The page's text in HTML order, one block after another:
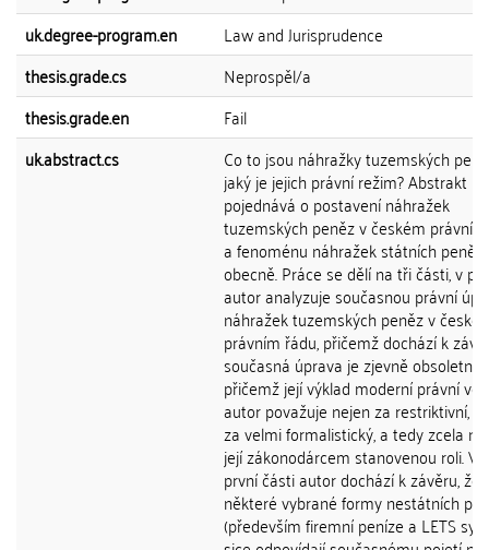
uk.degree-program.en
Law and Jurisprudence
thesis.grade.cs
Neprospěl/a
thesis.grade.en
Fail
uk.abstract.cs
Co to jsou náhražky tuzemských
jaký je jejich právní režim? Abstrakt
pojednává o postavení náhražek
tuzemských peněz v českém
a fenoménu náhražek státních peněz
obecně. Práce se dělí na tři části, v
autor analyzuje současnou právní
náhražek tuzemských peněz v
právním řádu, přičemž dochází k
současná úprava je zjevně obsoletní,
přičemž její výklad moderní právní
autor považuje nejen za restriktivní,
za velmi formalistický, a tedy zcela
její zákonodárcem stanovenou roli. V
první části autor dochází k závěru, že
některé vybrané formy nestátních
(především firemní peníze a LETS